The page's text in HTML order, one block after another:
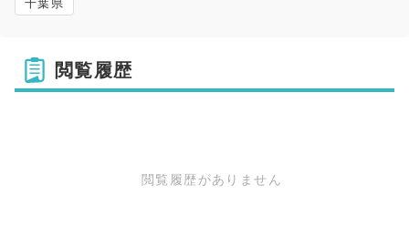
千葉県
閲覧履歴
閲覧履歴がありません